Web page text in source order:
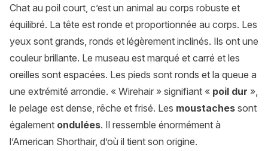
Chat au poil court, c’est un animal au corps robuste et
équilibré. La tête est ronde et proportionnée au corps. Les
yeux sont grands, ronds et légèrement inclinés. Ils ont une
couleur brillante. Le museau est marqué et carré et les
oreilles sont espacées. Les pieds sont ronds et la queue a
une extrémité arrondie. « Wirehair » signifiant « poil dur »,
le pelage est dense, rêche et frisé. Les moustaches sont
également ondulées. Il ressemble énormément à
l’American Shorthair, d’où il tient son origine.